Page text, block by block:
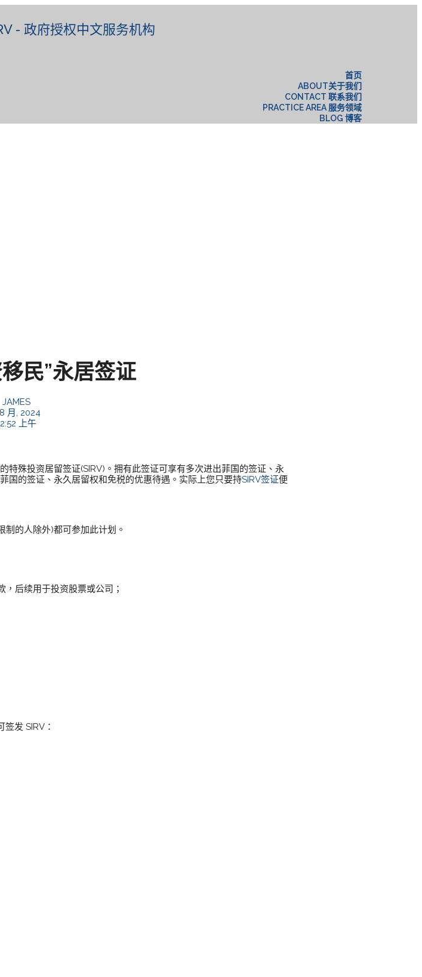
- 政府授权中文服务机构
首页
ABOUT关于我们
CONTACT 联系我们
PRACTICE AREA 服务领域
BLOG 博客
民”永居签证
JAMES
月, 2024
上午
特殊投资居留签证(SIRV)。拥有此签证可享有多次进出菲国的签证、永
国的签证、永久居留权和免税的优惠待遇。实际上您只要持SIRV签证便
制的人除外)都可参加此计划。
后续用于投资股票或公司；
发 SIRV：